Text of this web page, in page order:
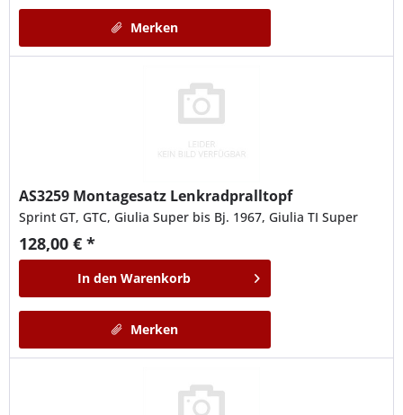
Merken
AS3259 Montagesatz Lenkradpralltopf
Sprint GT, GTC, Giulia Super bis Bj. 1967, Giulia TI Super
128,00 € *
In den Warenkorb
Merken